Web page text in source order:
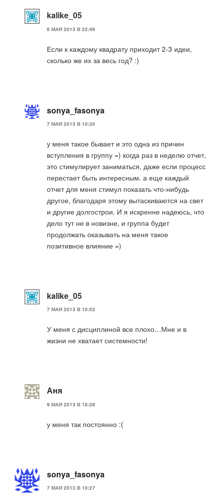
kalike_05
6 МАЯ 2013 В 22:49
Если к каждому квадрату приходит 2-3 идеи,
сколько же их за весь год? :)
sonya_fasonya
7 МАЯ 2013 В 10:20
у меня такое бывает и это одна из причин
вступления в группу =) когда раз в неделю отчет,
это стимулирует заниматься, даже если процесс
перестает быть интересным. а еще каждый
отчет для меня стимул показать что-нибудь
другое, благодаря этому вытаскиваются на свет
и другие долгострои. И я искренне надеюсь, что
дело тут не в новизне, и группа будет
продолжать оказывать на меня такое
позитивное влияние =)
kalike_05
7 МАЯ 2013 В 10:52
У меня с дисциплиной все плохо…Мне и в
жизни не хватает системности!
Аня
9 МАЯ 2013 В 18:28
у меня так постоянно :(
sonya_fasonya
7 МАЯ 2013 В 10:27